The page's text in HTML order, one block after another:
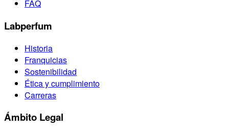
FAQ
Labperfum
Historia
Franquicias
Sostenibilidad
Ética y cumplimiento
Carreras
Ámbito Legal